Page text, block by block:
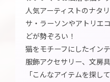
人気アーティストのナタ
サ・ラーソンやアトリエ
どが勢ぞろい！
猫をモチーフにしたイン
服飾アクセサリー、文房具
「こんなアイテムを探し